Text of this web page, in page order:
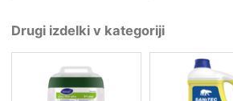
Drugi izdelki v kategoriji